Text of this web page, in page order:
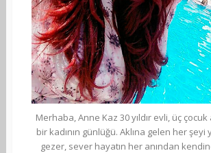
Merhaba, Anne Kaz 30 yıldır evli, üç çocuk
bir kadının günlüğü. Aklına gelen her şeyi
gezer, sever hayatın her anından